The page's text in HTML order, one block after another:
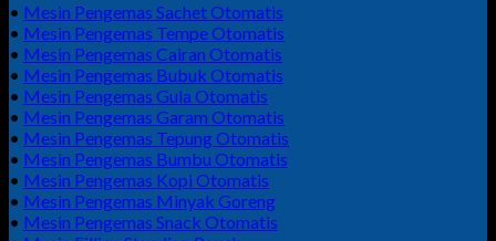
• Mesin Pengemas Sachet Otomatis
• Mesin Pengemas Tempe Otomatis
• Mesin Pengemas Cairan Otomatis
• Mesin Pengemas Bubuk Otomatis
• Mesin Pengemas Gula Otomatis
• Mesin Pengemas Garam Otomatis
• Mesin Pengemas Tepung Otomatis
• Mesin Pengemas Bumbu Otomatis
• Mesin Pengemas Kopi Otomatis
• Mesin Pengemas Minyak Goreng
• Mesin Pengemas Snack Otomatis